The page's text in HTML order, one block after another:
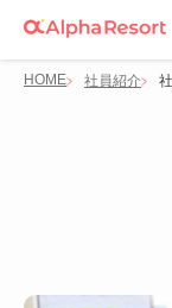
HOME 社員紹介